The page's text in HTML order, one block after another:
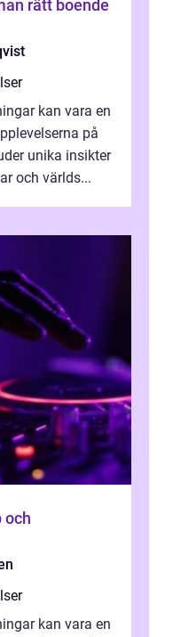
kan vara en
på
unika insikter
och världs...
och
kan vara en